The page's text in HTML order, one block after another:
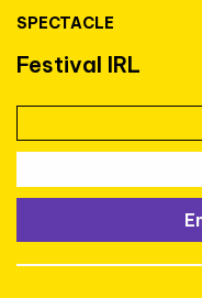
SPECTACLE
Festival IRL